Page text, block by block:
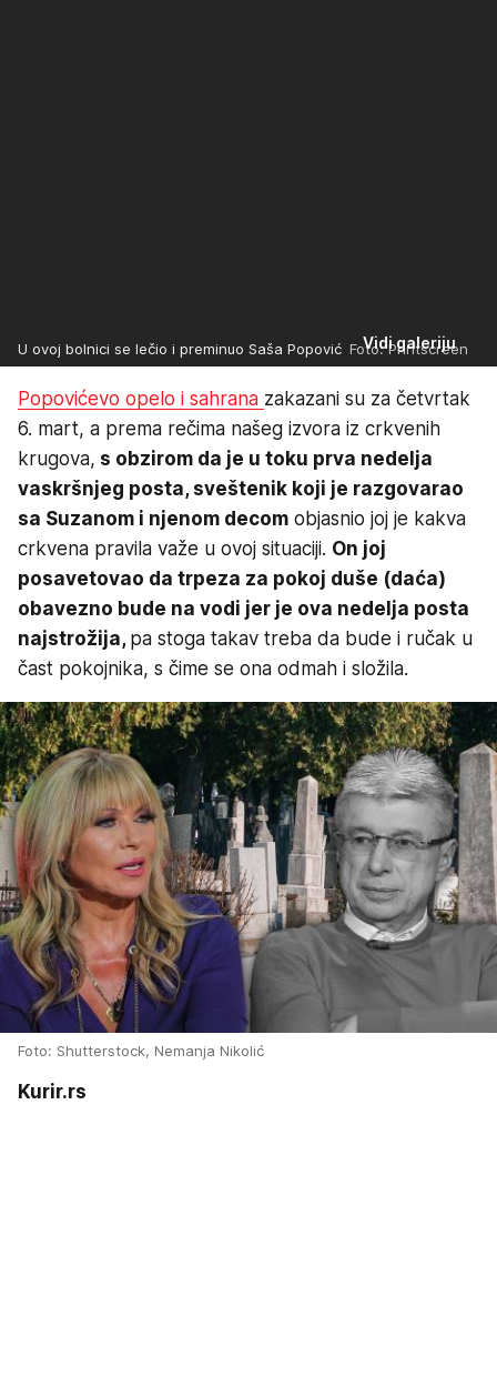
Vidi galeriju
U ovoj bolnici se lečio i preminuo Saša Popović Foto: Printscreen
Popovićevo opelo i sahrana zakazani su za četvrtak
6. mart, a prema rečima našeg izvora iz crkvenih
krugova, s obzirom da je u toku prva nedelja
vaskršnjeg posta, sveštenik koji je razgovarao
sa Suzanom i njenom decom objasnio joj je kakva
crkvena pravila važe u ovoj situaciji. On joj
posavetovao da trpeza za pokoj duše (daća)
obavezno bude na vodi jer je ova nedelja posta
najstrožija, pa stoga takav treba da bude i ručak u
čast pokojnika, s čime se ona odmah i složila.
Foto: Shutterstock, Nemanja Nikolić
Kurir.rs